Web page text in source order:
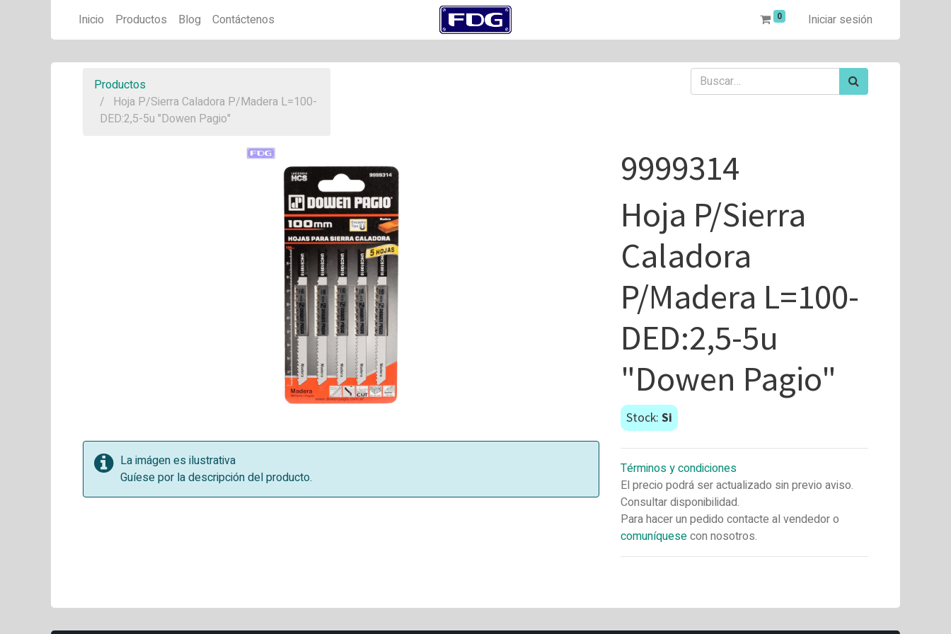
Inicio Productos Blog Contáctenos 0 Iniciar sesión
Productos
Hoja P/Sierra Caladora P/Madera L=100-
DED:2,5-5u "Dowen Pagio"
La imágen es ilustrativa
Guíese por la descripción del producto.
9999314
Hoja P/Sierra
Caladora
P/Madera L=100-
DED:2,5-5u
"Dowen Pagio"
Stock: Si
Términos y condiciones
El precio podrá ser actualizado sin previo aviso.
Consultar disponibilidad.
Para hacer un pedido contacte al vendedor o
comuníquesecon nosotros.